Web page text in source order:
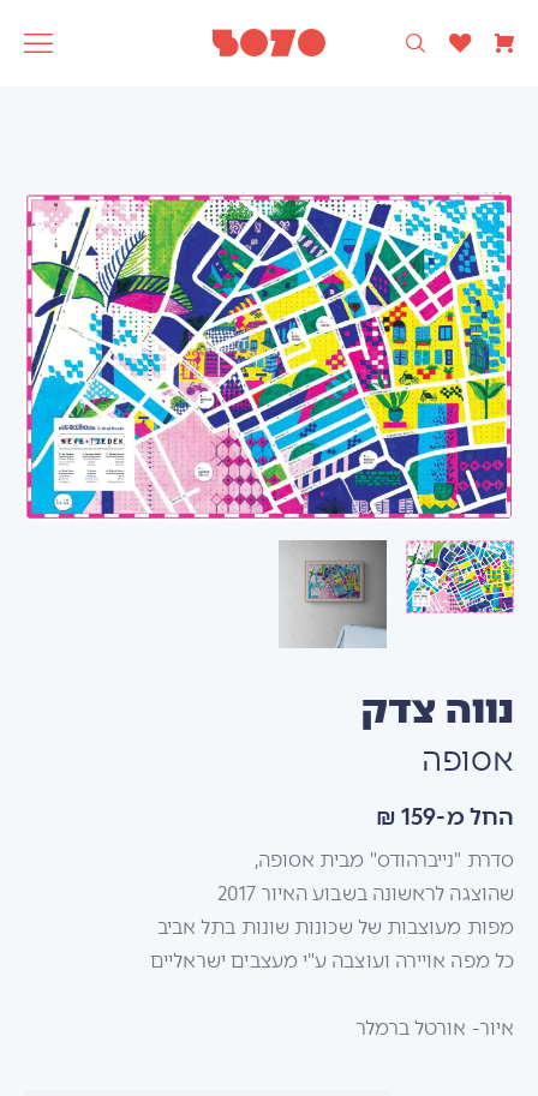
רק עיצוב ישראלי 🩵
אסופהSAGAתוצרת5070
נווה צדק
אסופה
החל מ-159 ₪
סדרת "נייברהודס" מבית אסופה,
שהוצגה לראשונה בשבוע האיור 2017
מפות מעוצבות של שכונות שונות בתל אביב
כל מפה אויירה ועוצבה ע"י מעצבים ישראליים
איור- אורטל ברמלר